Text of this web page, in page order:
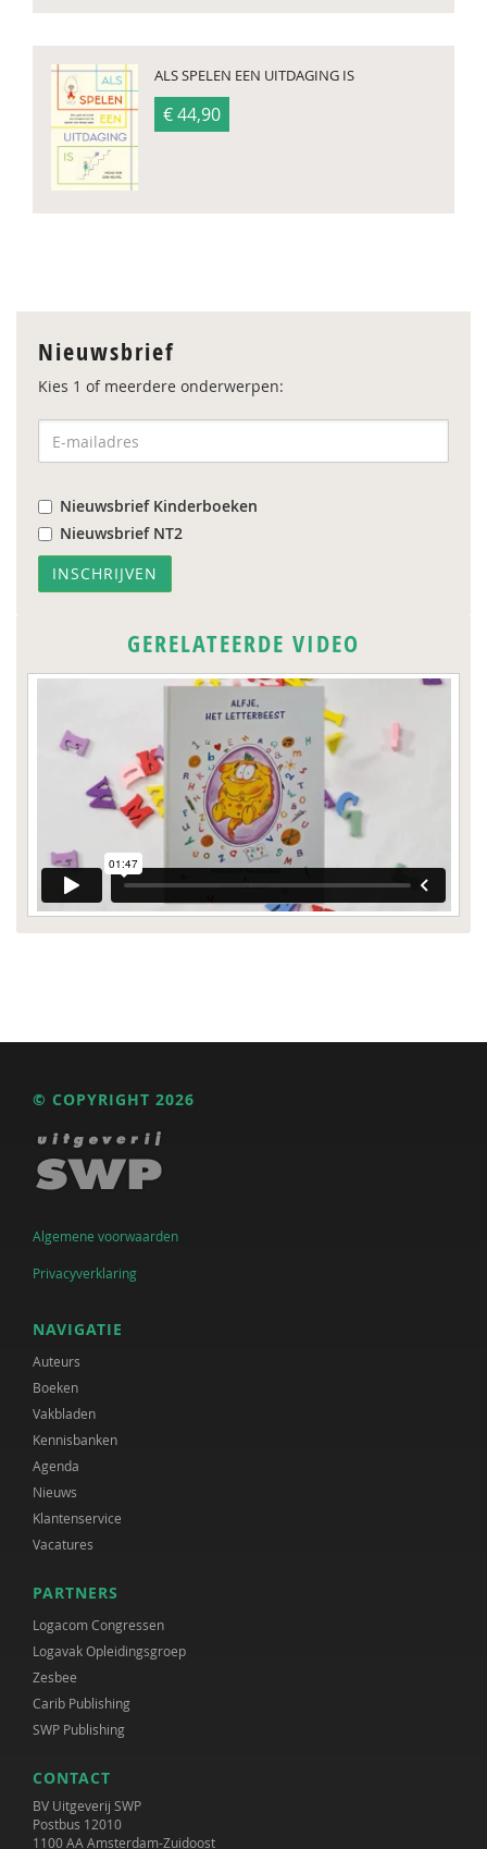
ALS SPELEN EEN UITDAGING IS
€ 44,90
Nieuwsbrief
Kies 1 of meerdere onderwerpen:
Nieuwsbrief Kinderboeken
Nieuwsbrief NT2
GERELATEERDE VIDEO
© COPYRIGHT 2026
Algemene voorwaarden
Privacyverklaring
NAVIGATIE
Auteurs
Boeken
Vakbladen
Kennisbanken
Agenda
Nieuws
Klantenservice
Vacatures
PARTNERS
Logacom Congressen
Logavak Opleidingsgroep
Zesbee
Carib Publishing
SWP Publishing
CONTACT
BV Uitgeverij SWP
Postbus 12010
1100 AA Amsterdam-Zuidoost